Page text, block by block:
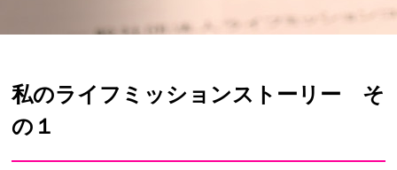
私のライフミッションストーリー そ
の１